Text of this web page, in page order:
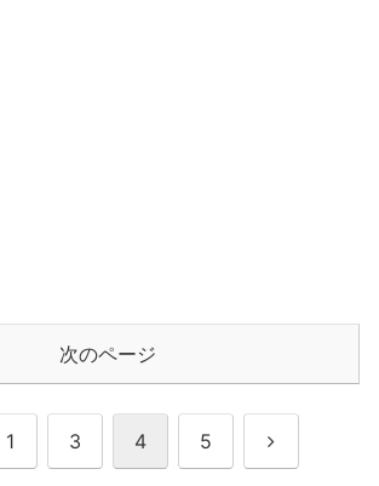
次のページ
1 3 4 5 次